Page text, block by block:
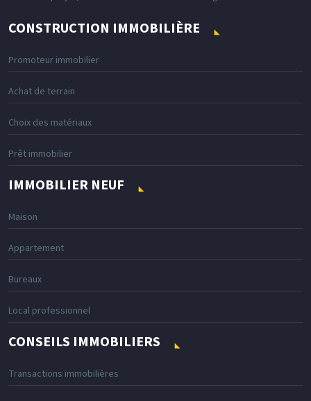
CONSTRUCTION IMMOBILIÈRE
Promoteur immobilier
Achat de terrain
Choix des matériaux
Prêt immobilier
IMMOBILIER NEUF
Maison
Appartement
Bureaux
Local professionnel
CONSEILS IMMOBILIERS
Transactions immobilières